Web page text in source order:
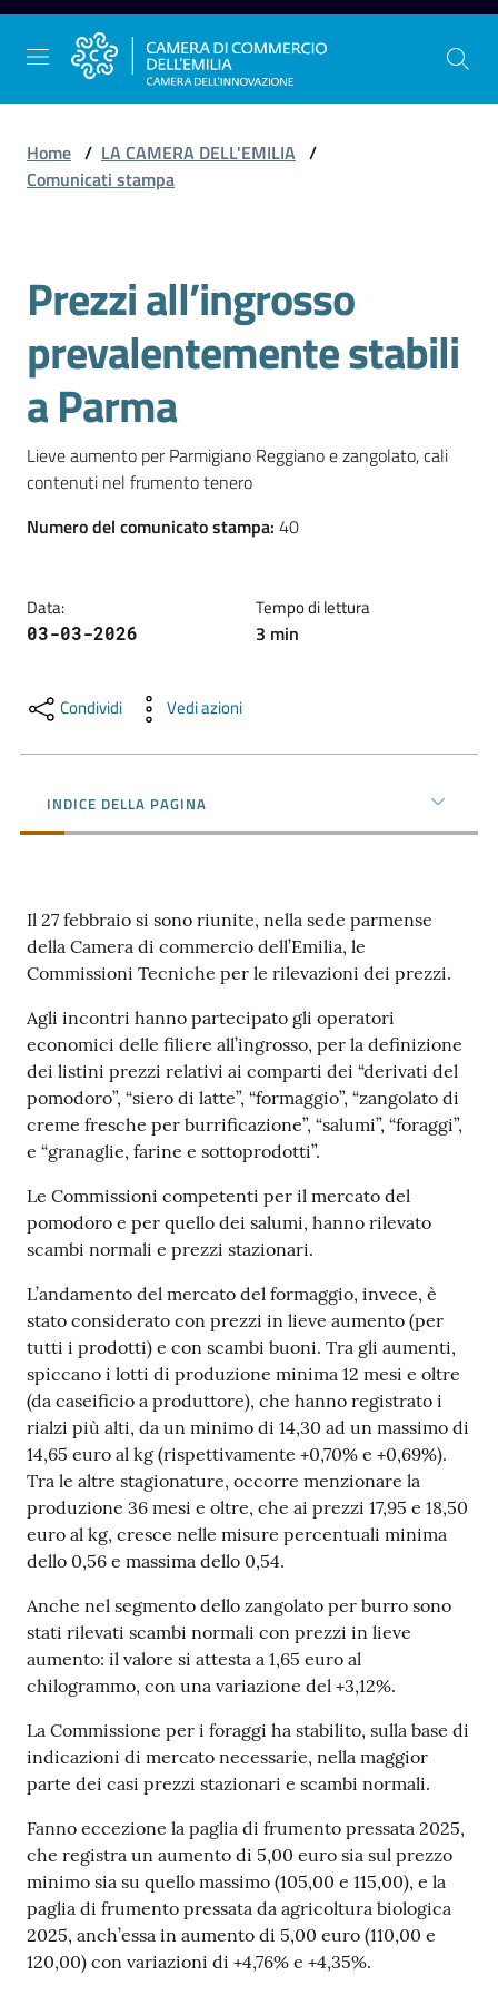
Vai al contenuto
Vai alla navigazione
Vai al footer
dell'Emilia
Gestire
l'impresa
Promuovere
e
l'Impresa
il
digitale
Prenotazioni
on line
Pagamenti
Registrati
Seguici
su
Home / LA CAMERA DELL'EMILIA /
Comunicati stampa
Salta al contenuto
Prezzi all’ingrosso
prevalentemente stabili
a Parma
Lieve aumento per Parmigiano Reggiano e zangolato, cali
contenuti nel frumento tenero
Numero del comunicato stampa: 40
Data:
03-03-2026
Tempo di lettura
3 min
Condividi Vedi azioni
INDICE DELLA PAGINA
Il 27 febbraio si sono riunite, nella sede parmense
della Camera di commercio dell’Emilia, le
Commissioni Tecniche per le rilevazioni dei prezzi.
Agli incontri hanno partecipato gli operatori
economici delle filiere all’ingrosso, per la definizione
dei listini prezzi relativi ai comparti dei “derivati del
pomodoro”, “siero di latte”, “formaggio”, “zangolato di
creme fresche per burrificazione”, “salumi”, “foraggi”,
e “granaglie, farine e sottoprodotti”.
Le Commissioni competenti per il mercato del
pomodoro e per quello dei salumi, hanno rilevato
scambi normali e prezzi stazionari.
L’andamento del mercato del formaggio, invece, è
stato considerato con prezzi in lieve aumento (per
tutti i prodotti) e con scambi buoni. Tra gli aumenti,
spiccano i lotti di produzione minima 12 mesi e oltre
(da caseificio a produttore), che hanno registrato i
rialzi più alti, da un minimo di 14,30 ad un massimo di
14,65 euro al kg (rispettivamente +0,70% e +0,69%).
Tra le altre stagionature, occorre menzionare la
produzione 36 mesi e oltre, che ai prezzi 17,95 e 18,50
euro al kg, cresce nelle misure percentuali minima
dello 0,56 e massima dello 0,54.
Anche nel segmento dello zangolato per burro sono
stati rilevati scambi normali con prezzi in lieve
aumento: il valore si attesta a 1,65 euro al
chilogrammo, con una variazione del +3,12%.
La Commissione per i foraggi ha stabilito, sulla base di
indicazioni di mercato necessarie, nella maggior
parte dei casi prezzi stazionari e scambi normali.
Fanno eccezione la paglia di frumento pressata 2025,
che registra un aumento di 5,00 euro sia sul prezzo
minimo sia su quello massimo (105,00 e 115,00), e la
paglia di frumento pressata da agricoltura biologica
2025, anch’essa in aumento di 5,00 euro (110,00 e
120,00) con variazioni di +4,76% e +4,35%.